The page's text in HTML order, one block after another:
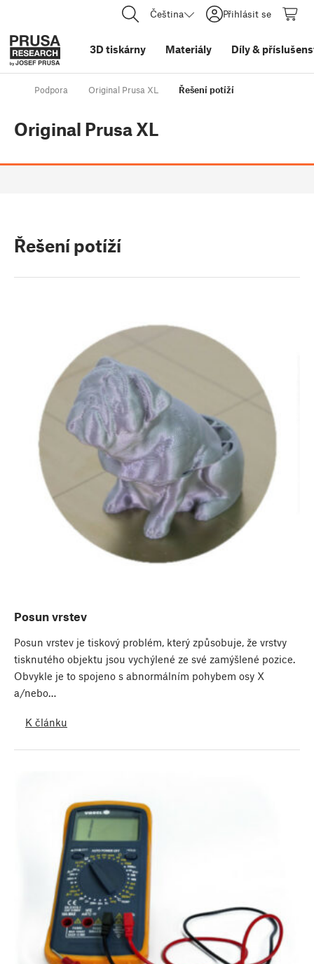
Čeština Přihlásit se
3D tiskárny Materiály Díly&
Podpora Original Prusa XL Řešení potíží
Original Prusa XL
Řešení potíží
Posun vrstev
Posun vrstev je tiskový problém, který způsobuje, že vrstvy
tisknutého objektu jsou vychýlené ze své zamýšlené pozice.
Obvykle je to spojeno s abnormálním pohybem osy X
a/nebo…
K článku